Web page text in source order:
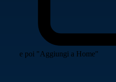
e poi "Aggiungi a Home"